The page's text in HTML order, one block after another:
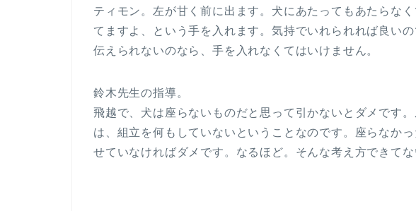
ティモン。左が甘く前に出ます。犬にあたってもあたらな
てますよ、という手を入れます。気持でいれられれば良い
伝えられないのなら、手を入れなくてはいけません。
鈴木先生の指導。
飛越で、犬は座らないものだと思って引かないとダメです
は、組立を何もしていないということなのです。座らなか
せていなければダメです。なるほど。そんな考え方できて